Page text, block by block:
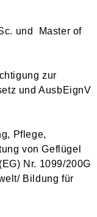
und
Master of
zur
und AusbEignV
Pflege,
von Geflügel
Nr. 1099/200G
Bildung für